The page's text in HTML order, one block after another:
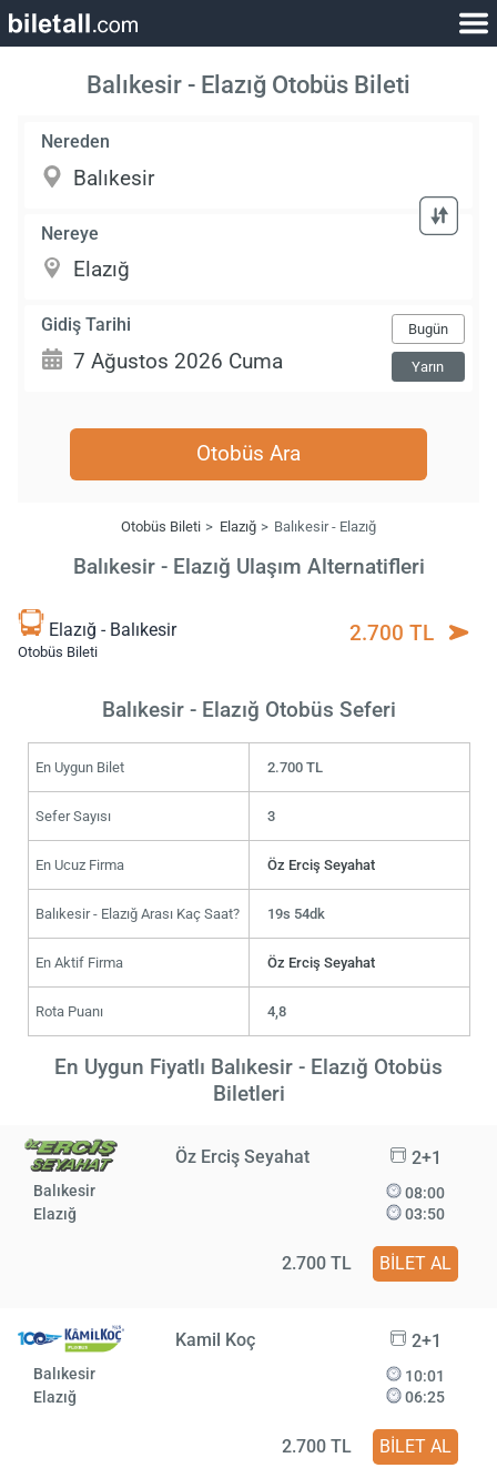
Balıkesir - Elazığ Otobüs Bileti
Nereden
Nereye
Gidiş Tarihi Bugün
Yarın
Otobüs Ara
Otobüs Bileti Elazığ Balıkesir - Elazığ
Balıkesir - Elazığ Ulaşım Alternatifleri
Elazığ - Balıkesir
Otobüs Bileti
2.700 TL
Balıkesir - Elazığ Otobüs Seferi
En Uygun Bilet 2.700 TL
Sefer Sayısı 3
En Ucuz Firma Öz Erciş Seyahat
Balıkesir - Elazığ Arası Kaç Saat? 19s 54dk
En Aktif Firma Öz Erciş Seyahat
Rota Puanı 4,8
En Uygun Fiyatlı Balıkesir - Elazığ Otobüs
Biletleri
Öz Erciş Seyahat 2+1
Balıkesir
Elazığ
08:00
03:50
2.700 TL BİLET AL
Kamil Koç 2+1
Balıkesir
Elazığ
10:01
06:25
2.700 TL BİLET AL